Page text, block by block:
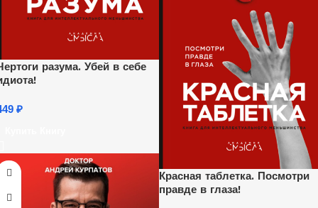
разума. Убей в себе
₽
Красная таблетка. Посмотри
правде в глаза!